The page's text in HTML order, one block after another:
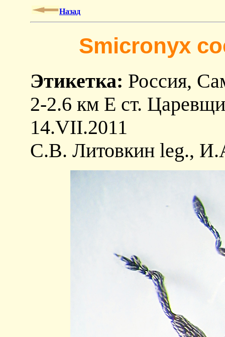
Назад
Smicronyx
Этикетка: Россия,
2-2.6 км E ст.
14.VII.2011
С.В. Литовкин leg.,